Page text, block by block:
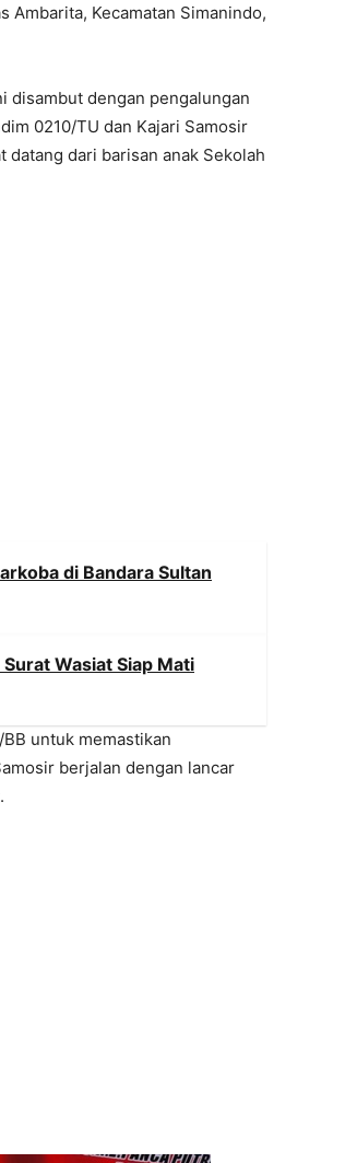
Ambarita, Kecamatan Simanindo,
disambut dengan pengalungan
0210/TU dan Kajari Samosir
dari barisan anak Sekolah
di Bandara Sultan
Wasiat Siap Mati
untuk memastikan
berjalan dengan lancar